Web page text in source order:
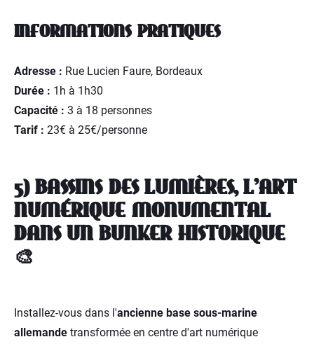
INFORMATIONS PRATIQUES
Adresse : Rue Lucien Faure, Bordeaux
Durée : 1h à 1h30
Capacité : 3 à 18 personnes
Tarif : 23€ à 25€/personne
5) BASSINS DES LUMIÈRES, L'ART
NUMÉRIQUE MONUMENTAL
DANS UN BUNKER HISTORIQUE
🎨
Installez-vous dans l'ancienne base sous-marine
allemande transformée en centre d'art numérique